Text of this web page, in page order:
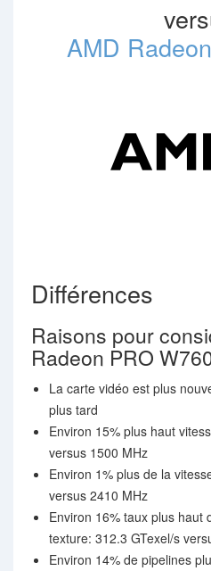
AMD
Différences
Raisons pour
Radeon PRO
La carte vidéo est plus
plus tard
Environ 15% plus haut
versus 1500 MHz
Environ 1% plus de la
versus 2410 MHz
Environ 16% taux plus haut
texture: 312.3 GTexel/s
Environ 14% de pipelines